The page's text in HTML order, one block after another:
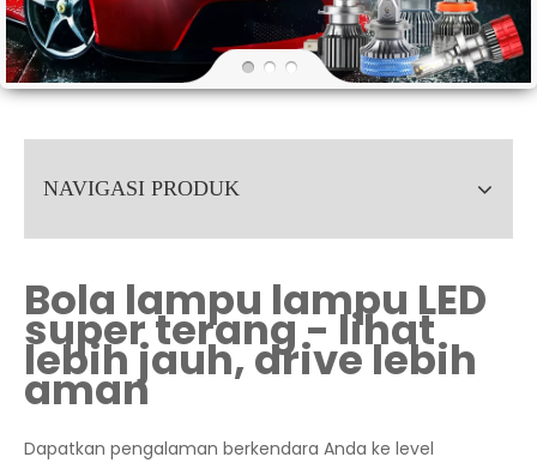
NAVIGASI PRODUK
Bola lampu lampu LED
super terang - lihat
lebih jauh, drive lebih
aman
Dapatkan pengalaman berkendara Anda ke level